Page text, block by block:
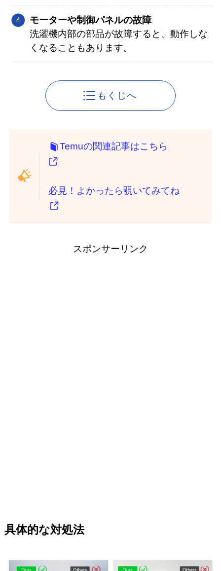
モーターや制御パネルの故障
洗濯機内部の部品が故障すると、動作しな
くなることもあります。
もくじへ
Temuの関連記事はこちら
必見！よかったら覗いてみてね
スポンサーリンク
具体的な対処法